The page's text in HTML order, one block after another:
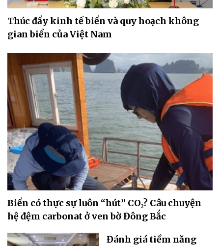
Thúc đẩy kinh tế biển và quy hoạch không
gian biển của Việt Nam
Biển có thực sự luôn “hút” CO₂? Câu chuyện
hệ đệm carbonat ở ven bờ Đông Bắc
Đánh giá tiềm năng